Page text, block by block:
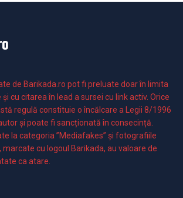
de Barikada.ro pot fi preluate doar în limita
cu citarea în lead a sursei cu link activ. Orice
regulă constituie o încălcare a Legii 8/1996
și poate fi sancționată în consecință.
la categoria ”Mediafakes” și fotografiile
cu logoul Barikada, au valoare de
ca atare.